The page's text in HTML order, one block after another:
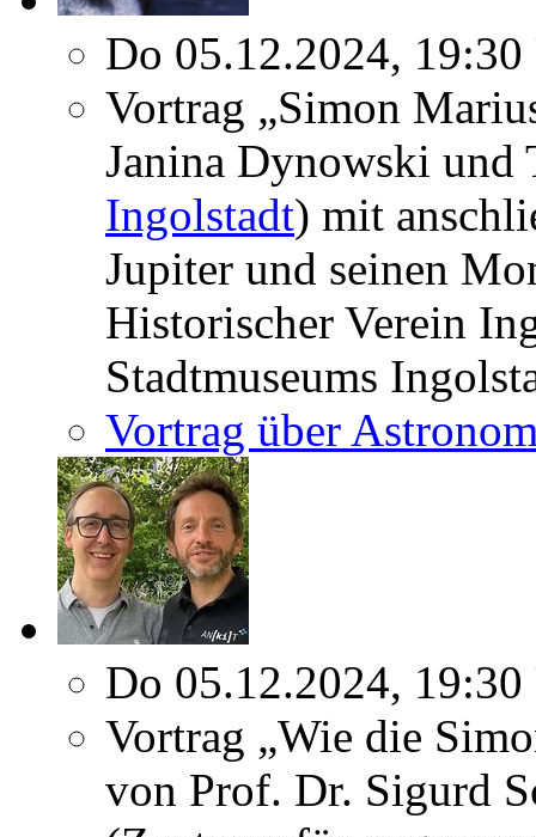
Do 05.12.2024,
Vortrag „Simon
Janina Dynowski und
Ingolstadt) mit
Jupiter und seinen
Historischer Verein
Stadtmuseums
Vortrag über
Do 05.12.2024,
Vortrag „Wie die
von Prof. Dr. Sigurd